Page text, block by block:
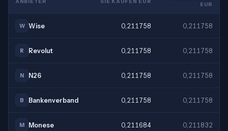
EUR
W Wise 0,211758 0,211758
R Revolut 0,211758 0,211758
N N26 0,211758 0,211758
B Bankenverband 0,211758 0,211758
M Monese 0,211684 0,211832